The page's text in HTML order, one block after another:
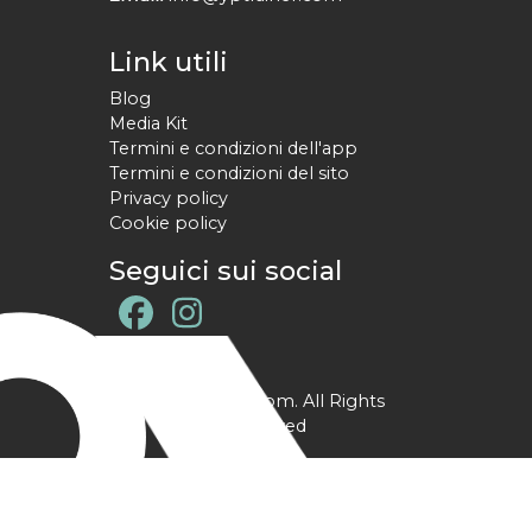
Link utili
Blog
Media Kit
Termini e condizioni dell'app
Termini e condizioni del sito
Privacy policy
Cookie policy
Seguici sui social
@ YPtrainer.com. All Rights
Reserved